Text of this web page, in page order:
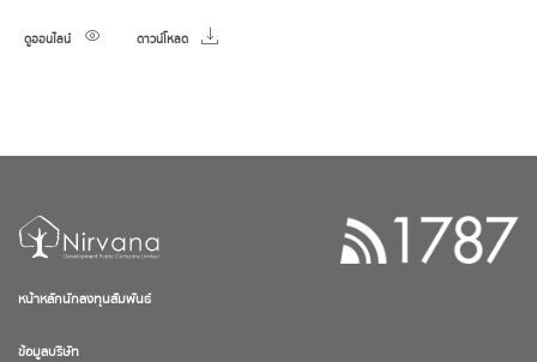
ดูออนไลน์ ดาวน์โหลด
หน้าหลักนักลงทุนสัมพันธ์
ข้อมูลบริษัท